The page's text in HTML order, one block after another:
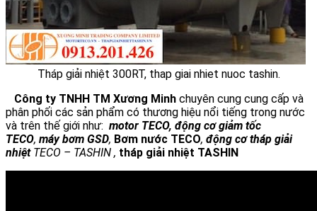
Tháp giải nhiệt 300RT, thap giai nhiet nuoc tashin.
Công ty TNHH TM Xương Minh chuyên cung cung cấp và
phân phối các sản phẩm có thương hiệu nổi tiếng trong nước
và trên thế giới như: motor TECO, động cơ giảm tốc
TECO, máy bơm GSD, Bơm nước TECO, động cơ tháp giải
nhiệt TECO – TASHIN , tháp giải nhiệt TASHIN